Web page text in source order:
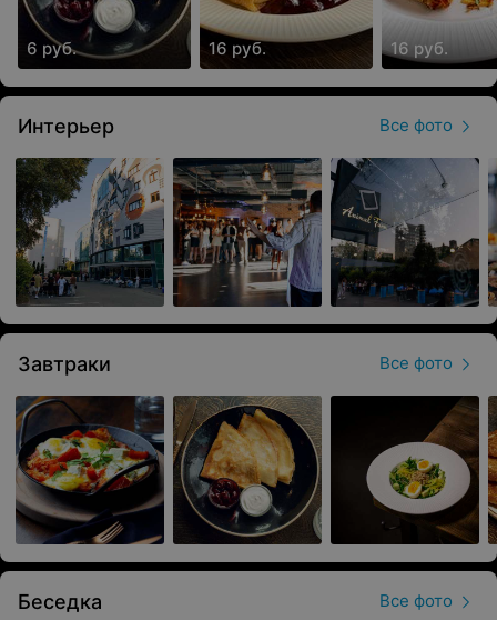
6 руб. 16 руб. 16 руб.
Интерьер Все фото
Завтраки Все фото
Беседка Все фото